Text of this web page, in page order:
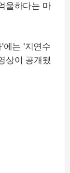
울하다는 마
에는 '지연수
상이 공개됐